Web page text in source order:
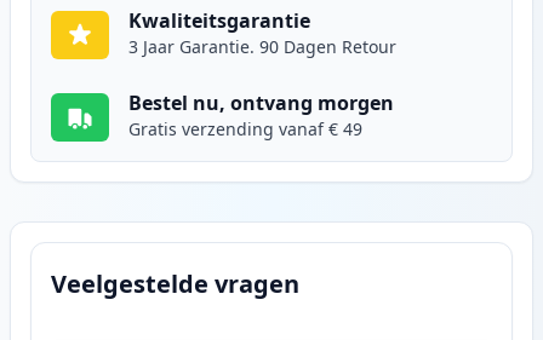
Kwaliteitsgarantie
3 Jaar Garantie. 90 Dagen Retour
Bestel nu, ontvang morgen
Gratis verzending vanaf € 49
Veelgestelde vragen